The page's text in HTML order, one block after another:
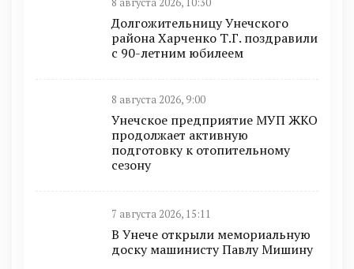
Долгожительницу Унечского
района Харченко Т.Г. поздравили
с 90-летним юбилеем
8 августа 2026, 9:00
Унечское предприятие МУП ЖКО
продолжает активную
подготовку к отопительному
сезону
7 августа 2026, 15:11
В Унече открыли мемориальную
доску машинисту Павлу Мишину